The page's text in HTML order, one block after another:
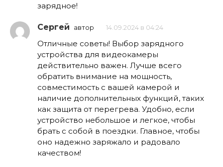
зарядное!
Сергей автор 14.09.2024 в 04:24
Отличные советы! Выбор зарядного
устройства для видеокамеры
действительно важен. Лучше всего
обратить внимание на мощность,
совместимость с вашей камерой и
наличие дополнительных функций, таких
как защита от перегрева. Удобно, если
устройство небольшое и легкое, чтобы
брать с собой в поездки. Главное, чтобы
оно надежно заряжало и радовало
качеством!